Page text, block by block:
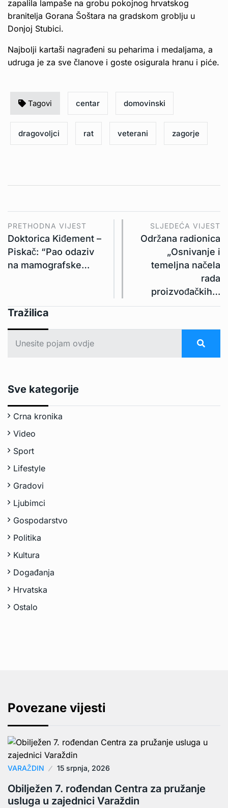
zapalila lampaše na grobu pokojnog hrvatskog
branitelja Gorana Šoštara na gradskom groblju u
Donjoj Stubici.
Najbolji kartaši nagrađeni su peharima i medaljama, a
udruga je za sve članove i goste osigurala hranu i piće.
Tagovi centar domovinski
dragovoljci rat veterani zagorje
PRETHODNA VIJEST
Doktorica Kiđement –
Piskač: “Pao odaziv
na mamografske…
SLJEDEĆA VIJEST
Održana radionica
„Osnivanje i
temeljna načela
rada
proizvođačkih…
Tražilica
Sve kategorije
Crna kronika
Video
Sport
Lifestyle
Gradovi
Ljubimci
Gospodarstvo
Politika
Kultura
Događanja
Hrvatska
Ostalo
Povezane vijesti
VARAŽDIN 15 srpnja, 2026
Obilježen 7. rođendan Centra za pružanje
usluga u zajednici Varaždin